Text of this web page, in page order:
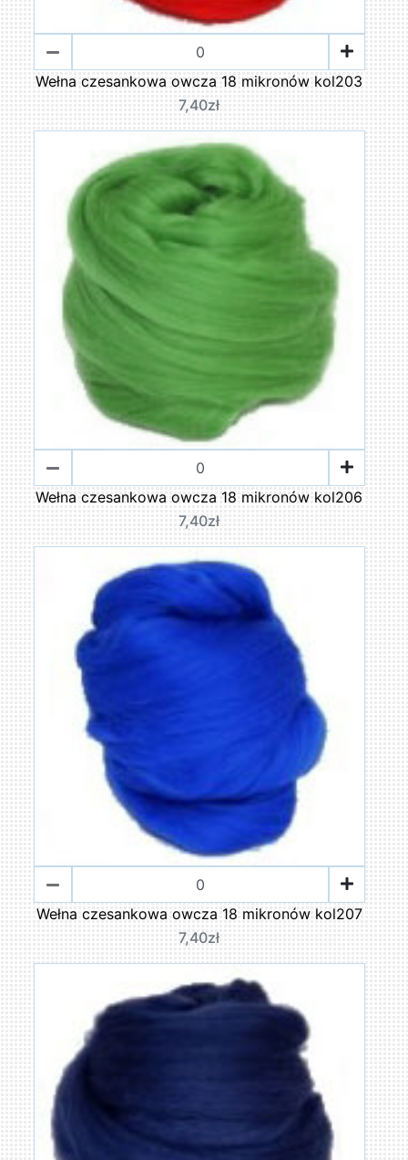
Wełna czesankowa owcza 18 mikronów kol203
7,40zł
Wełna czesankowa owcza 18 mikronów kol206
7,40zł
Wełna czesankowa owcza 18 mikronów kol207
7,40zł